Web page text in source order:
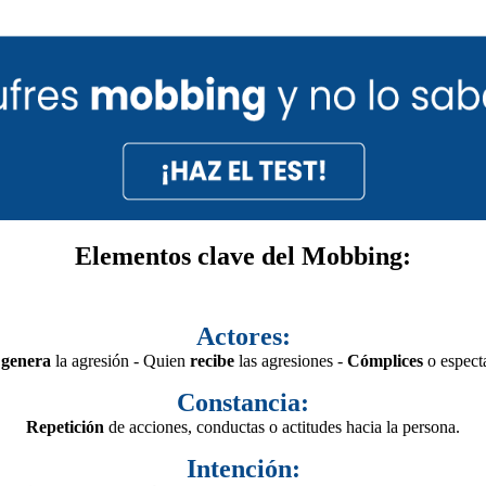
Elementos clave del Mobbing:
Actores:
genera la agresión - Quien recibe las agresiones - Cómplices o
Constancia:
Repetición de acciones, conductas o actitudes hacia la persona.
Intención: